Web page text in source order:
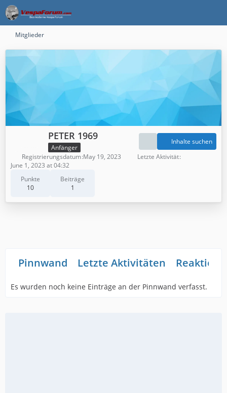
Mitglieder
PETER 1969
Anfänger
Punkte
10
Beiträge
1
Inhalte suchen
Registrierungsdatum May 19, 2023
Letzte Aktivität
June 1, 2023 at 04:32
Pinnwand Letzte Aktivitäten
Es wurden noch keine Einträge an der Pinnwand verfasst.